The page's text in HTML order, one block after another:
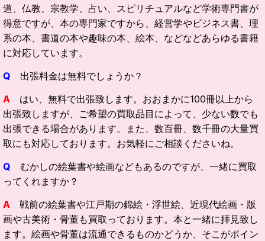
道、仏教、宗教学、占い、スピリチュアルなど学術専門書が
得意ですが、本の専門家ですから、経営学やビジネス書、理
系の本、書道の本や趣味の本、絵本、などなどあらゆる書籍
に対応しています。
Q 出張料金は無料でしょうか？
A はい、無料で出張致します。おおまかに100冊以上から
出張致しますが、ご希望の買取品目によって、少ない数でも
出張できる場合があります。また、数百冊、数千冊の大量買
取にも対応しております。お気軽にご相談くださいね。
Q むかしの絵葉書や絵画などもあるのですが、一緒に買取
ってくれますか？
A
戦前の絵葉書や江戸期の錦絵・浮世絵、近現代絵画・版
画や古美術・骨董も買取っております。本と一緒に拝見致し
ます。絵画や骨董は流通できるものかどうか、そこがポイン